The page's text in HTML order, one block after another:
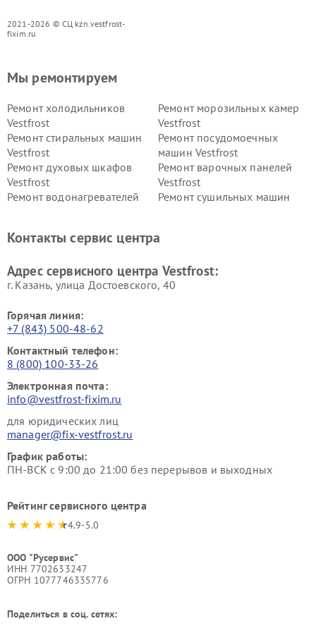
2021-2026 © СЦ kzn.vestfrost-
fixim.ru
Мы ремонтируем
Ремонт холодильников
Vestfrost
Ремонт морозильных камер
Vestfrost
Ремонт стиральных машин
Vestfrost
Ремонт посудомоечных
машин Vestfrost
Ремонт духовых шкафов
Vestfrost
Ремонт варочных панелей
Vestfrost
Ремонт водонагревателей
Ремонт сушильных машин
Vestfrost
Контакты сервис центра
Адрес сервисного центра Vestfrost:
г. Казань, улица Достоевского, 40
Горячая линия:
+7 (843) 500-48-62
Контактный телефон:
8 (800) 100-33-26
Электронная почта:
info@vestfrost-fixim.ru
для юридических лиц
manager@fix-vestfrost.ru
График работы:
ПН-ВСК с 9:00 до 21:00 без перерывов и выходных
Рейтинг сервисного центра
4.9-5.0
ООО "Русервис"
ИНН 7702633247
ОГРН 1077746335776
Поделиться в соц. сетях: